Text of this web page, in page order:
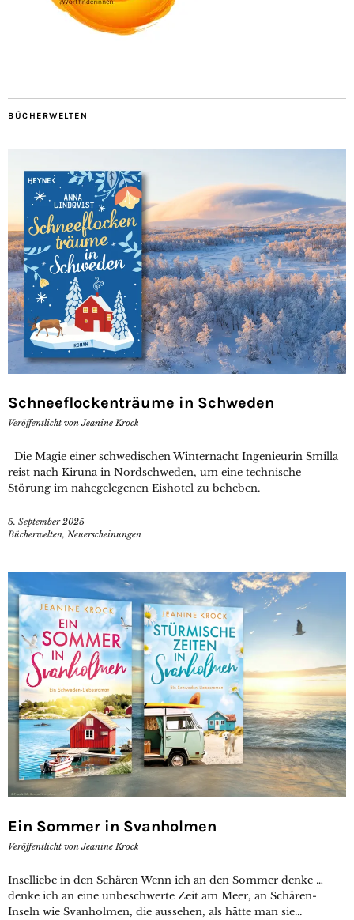
BÜCHERWELTEN
Schneeflockenträume in Schweden
Veröffentlicht vonJeanine Krock
Die Magie einer schwedischen Winternacht Ingenieurin Smilla
reist nach Kiruna in Nordschweden, um eine technische
Störung im nahegelegenen Eishotel zu beheben.
5. September 2025
Bücherwelten, Neuerscheinungen
Ein Sommer in Svanholmen
Veröffentlicht vonJeanine Krock
Inselliebe in den Schären Wenn ich an den Sommer denke …
denke ich an eine unbeschwerte Zeit am Meer, an Schären-
Inseln wie Svanholmen, die aussehen, als hätte man sie...